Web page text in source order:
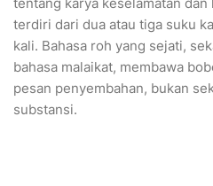
terdiri dari dua atau tiga suku
kali. Bahasa roh yang sejati,
bahasa malaikat, membawa
pesan penyembahan, bukan
substansi.